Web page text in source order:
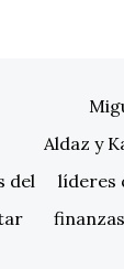
del
Aldaz y
líderes